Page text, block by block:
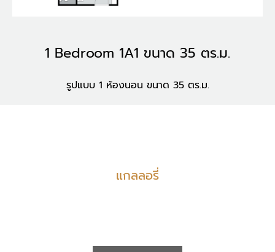
1 Bedroom 1A1 ขนาด 35 ตร.ม.
รูปแบบ 1 ห้องนอน ขนาด 35 ตร.ม.
แกลลอรี่